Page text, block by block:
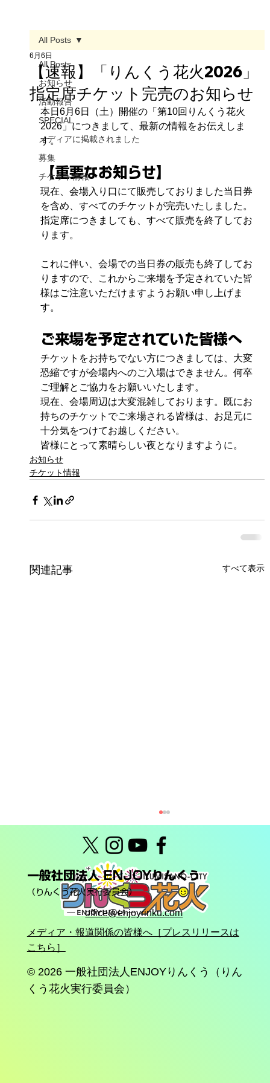
All Posts
お知らせ
活動報告
SPECIAL
メディアに掲載されました
募集
チケット情報
All Posts
​【速報】「りんくう花火2026」
指定席チケット完売のお知らせ
6月6日
​本日6月6日（土）開催の「第10回りんくう花火
2026」につきまして、最新の情報をお伝えしま
す。
​【重要なお知らせ】
現在、会場入り口にて販売しておりました当日券
を含め、すべてのチケットが完売いたしました。
指定席につきましても、すべて販売を終了してお
ります。
​これに伴い、会場での当日券の販売も終了してお
りますので、これからご来場を予定されていた皆
様はご注意いただけますようお願い申し上げま
す。
​ご来場を予定されていた皆様へ
​チケットをお持ちでない方につきましては、大変
恐縮ですが会場内へのご入場はできません。何卒
ご理解とご協力をお願いいたします。
​現在、会場周辺は大変混雑しております。既にお
持ちのチケットでご来場される皆様は、お足元に
十分気をつけてお越しください。
​皆様にとって素晴らしい夜となりますように。
お知らせ
チケット情報
関連記事 すべて表示
りんくう花火2026終了＆翌朝6月7日(日)
「大クリーン！りんくう（清掃活動）」
のお知らせ
一般社団法人 ENJOYりんくう
（りんくう花火実行委員会）
office@enjoyrinku.com
メディア・報道関係の皆様へ［プレスリリースは
こちら］
© 2026 一般社団法人ENJOYりんくう（りん
くう花火実行委員会）